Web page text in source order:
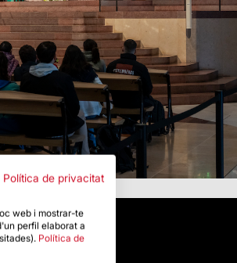
Política de privacitat
web i mostrar-te
perfil elaborat a
Política de